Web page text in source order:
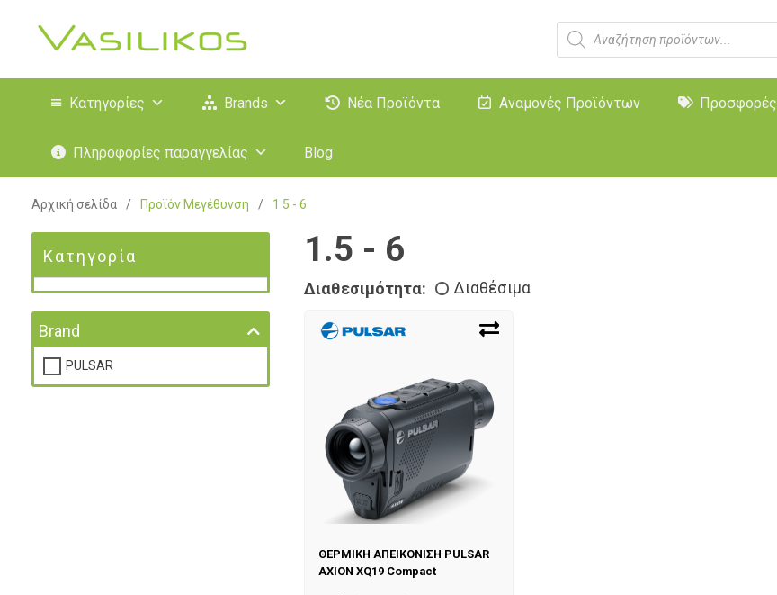
Κατηγορίες Brands Νέα Προϊόντα Αναμονές Προϊόντων Προσφορές
Πληροφορίες παραγγελίας Blog
Αρχική σελίδα / Προϊόν Μεγέθυνση / 1.5 - 6
1.5 - 6
Διαθεσιμότητα: Διαθέσιμα
ΘΕΡΜΙΚΗ ΑΠΕΙΚΟΝΙΣΗ PULSAR
AXION XQ19 Compact
Κατηγορία
Brand
PULSAR